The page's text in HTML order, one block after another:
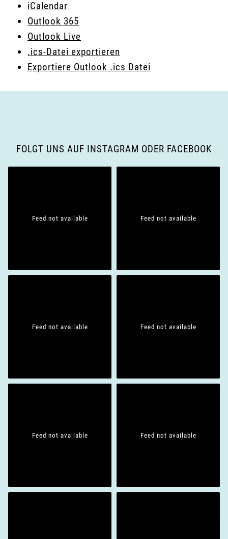
iCalendar
Outlook 365
Outlook Live
.ics-Datei exportieren
Exportiere Outlook .ics Datei
FOLGT UNS AUF INSTAGRAM ODER FACEBOOK
Feed not available Feed not available
Feed not available Feed not available
Feed not available Feed not available